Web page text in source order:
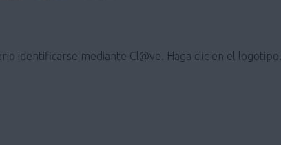
identificarse mediante Cl@ve. Haga clic en el logotipo.